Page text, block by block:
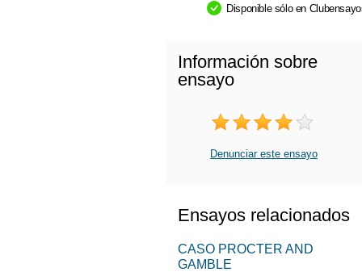
Disponible sólo en
Información sobre
ensayo
Denunciar este ensayo
Ensayos relacionados
CASO PROCTER AND
GAMBLE